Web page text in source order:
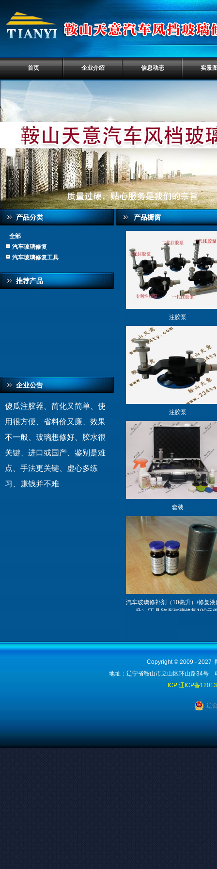
首页 企业介绍 信息动态 实景
产品分类
全部
汽车玻璃修复
汽车玻璃修复工具
推荐产品
企业公告
傻瓜注胶器、简化又简单、使
用很方便、省料价又廉、效果
不一般、玻璃想修好、胶水很
关键、进口或国产、鉴别是难
点、手法更关键、虚心多练
习、赚钱并不难
产品橱窗
注胶泵
注胶泵
套装
汽车玻璃修补剂（10毫升）/修复
升）/工具/汽车玻璃修复100元/
Copyright © 2009 - 2027
地址：辽宁省鞍山市立山区环山路34
ICP:辽ICP备
辽